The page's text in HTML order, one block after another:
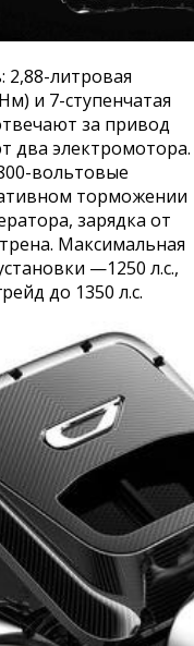
2,88-литровая
и 7-ступенчатая
за привод
два электромотора.
вольтовые
торможении
зарядка от
Максимальная
—1250 л.с.,
до 1350 л.с.